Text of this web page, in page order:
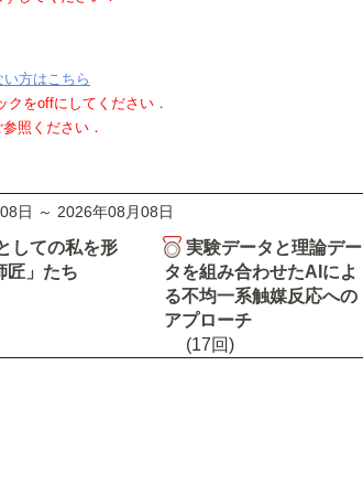
方はこちら
をoffにしてください．
参照ください．
日 ～ 2026年08月08日
しての私を形
匠」たち
実験データと理論デー
タを組み合わせたAIによ
る不均一系触媒反応への
アプローチ
(17回)